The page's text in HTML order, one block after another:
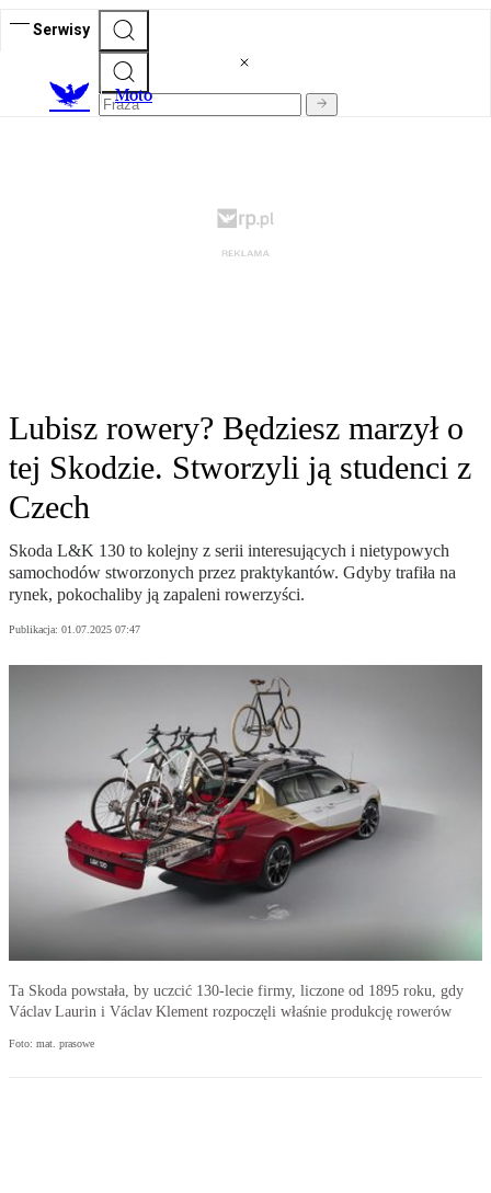
Serwisy
Moto
Lubisz rowery? Będziesz marzył o
tej Skodzie. Stworzyli ją studenci z
Czech
Skoda L&K 130 to kolejny z serii interesujących i nietypowych
samochodów stworzonych przez praktykantów. Gdyby trafiła na
rynek, pokochaliby ją zapaleni rowerzyści.
Publikacja: 01.07.2025 07:47
Ta Skoda powstała, by uczcić 130-lecie firmy, liczone od 1895 roku, gdy
Václav Laurin i Václav Klement rozpoczęli właśnie produkcję rowerów
Foto: mat. prasowe